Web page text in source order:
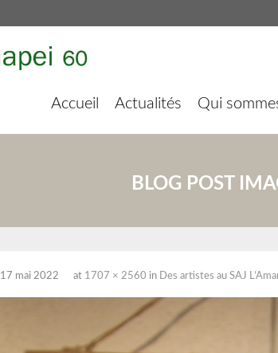
Accueil Actualités Qui
BLOG POST
17 mai 2022 at 1707 × 2560 in Des artistes au SAJ